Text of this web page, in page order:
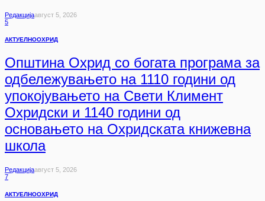
РедакцијаАвгуст 5, 2026
5
АКТУЕЛНООХРИД
Општина Охрид со богата програма за
одбележувањето на 1110 години од
упокојувањето на Свети Климент
Охридски и 1140 години од
основањето на Охридската книжевна
школа
РедакцијаАвгуст 5, 2026
7
АКТУЕЛНООХРИД